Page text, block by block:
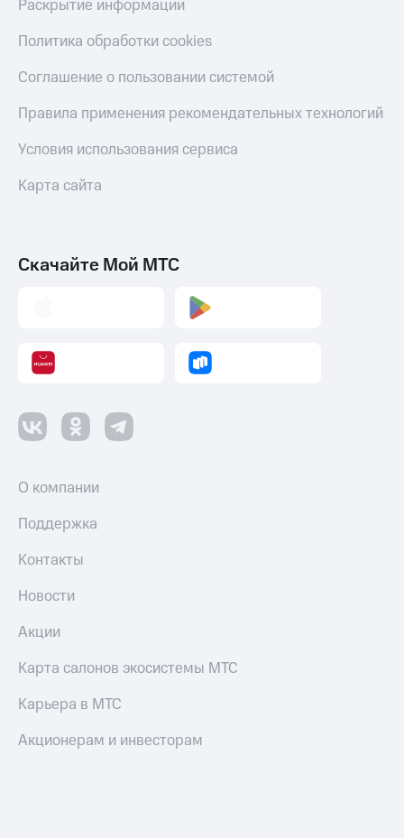
Раскрытие информации
Политика обработки cookies
Соглашение о пользовании системой
Правила применения рекомендательных технологий
Условия использования сервиса
Карта сайта
Скачайте Мой МТС
О компании
Поддержка
Контакты
Новости
Акции
Карта салонов экосистемы МТС
Карьера в МТС
Акционерам и инвесторам